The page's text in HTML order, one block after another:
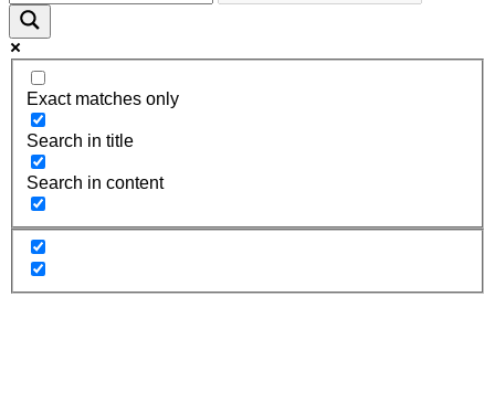
Exact matches only
Search in title
Search in content